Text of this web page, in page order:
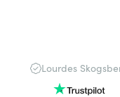
Lourdes